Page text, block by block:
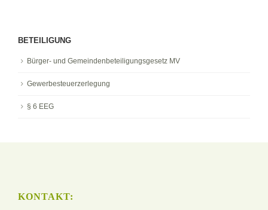
BETEILIGUNG
Bürger- und Gemeindenbeteiligungsgesetz MV
Gewerbesteuerzerlegung
§ 6 EEG
KONTAKT: